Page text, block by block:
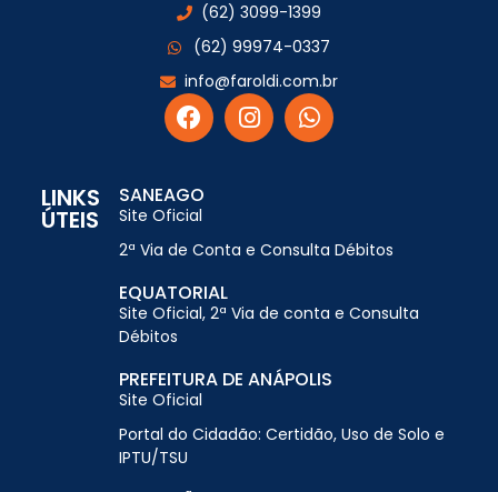
(62) 3099-1399
(62) 99974-0337
info@faroldi.com.br
LINKS
ÚTEIS
SANEAGO
Site Oficial
2ª Via de Conta e Consulta Débitos
EQUATORIAL
Site Oficial, 2ª Via de conta e Consulta
Débitos
PREFEITURA DE ANÁPOLIS
Site Oficial
Portal do Cidadão: Certidão, Uso de Solo e
IPTU/TSU